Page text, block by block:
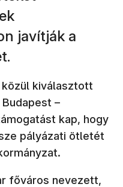
javítják a
kiválasztott
–
kap, hogy
pályázati ötletét
főváros nevezett,